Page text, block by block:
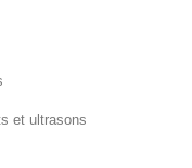
et ultrasons